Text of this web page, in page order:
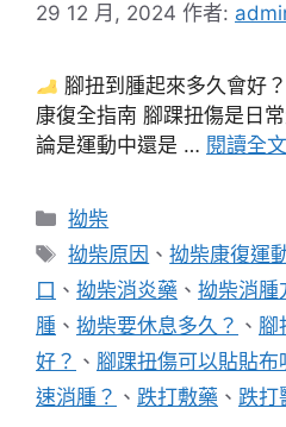
29 12 月, 2024 作者:
腳扭到腫起來多久會好
康復全指南 腳踝扭傷是日
論是運動中還是 … 閱讀全文
分
類
拗柴
標
籤
拗柴原因 、拗柴康復運
口 、 拗柴消炎藥 、 拗柴消腫
腫 、 拗柴要休息多久？ 、 腳
好？ 、 腳踝扭傷可以貼貼布
速消腫？ 、 跌打敷藥 、 跌打